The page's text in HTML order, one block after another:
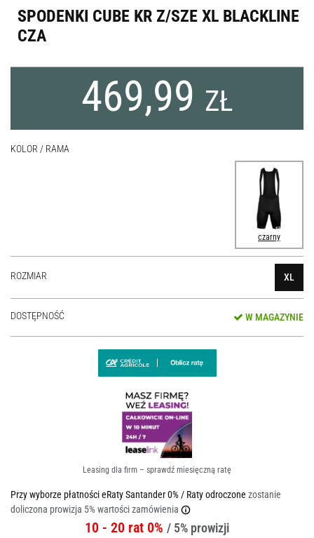
SPODENKI CUBE KR Z/SZE XL BLACKLINE
CZA
469,99 ZŁ
KOLOR / RAMA
czarny
ROZMIAR XL
DOSTĘPNOŚĆ W MAGAZYNIE
Leasing dla firm – sprawdź miesięczną ratę
Przy wyborze płatności eRaty Santander 0% / Raty odroczone zostanie
doliczona prowizja 5% wartości zamówienia
10 - 20 rat 0% / 5% prowizji